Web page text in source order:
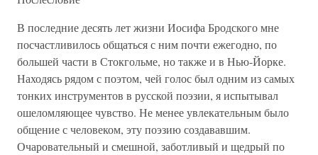
В последние десять лет жизни Иосифа Бродского мне
посчастливилось общаться с ним почти ежегодно, по
большей части в Стокгольме, но также и в Нью-Йорке.
Находясь рядом с поэтом, чей голос был одним из самых
тонких инструментов в русской поэзии, я испытывал
ошеломляющее чувство. Не менее увлекательным было
общение с человеком, эту поэзию создававшим.
Очаровательный и смешной, заботливый и щедрый по